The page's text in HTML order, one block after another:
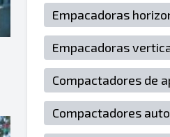
Empacadoras
Empacadoras
Compactadores de
Compactadores